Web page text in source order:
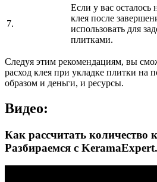
7.
Если у вас осталось
клея после
использовать для
плитками.
Следуя этим рекомендациям, вы
расход клея при укладке плитки на
образом и деньги, и ресурсы.
Видео:
Как рассчитать количество
Разбираемся с